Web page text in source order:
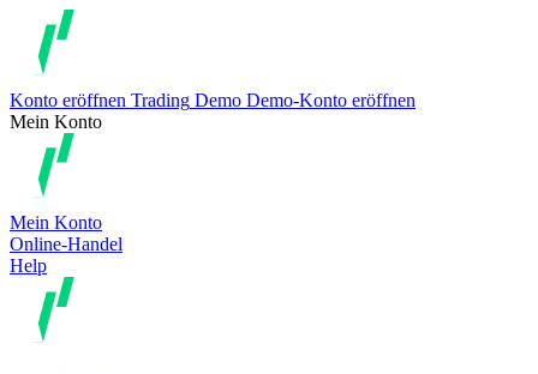
Konto eröffnen Trading Demo Demo-Konto eröffnen
Mein Konto
Mein Konto
Online-Handel
Help